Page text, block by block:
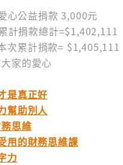
心公益捐款 3,000元
計捐款總計=$1,402,111
次累計捐款= $1,405,111
家的愛心
是真正好
幫助別人
思維
用的財務思維課
力